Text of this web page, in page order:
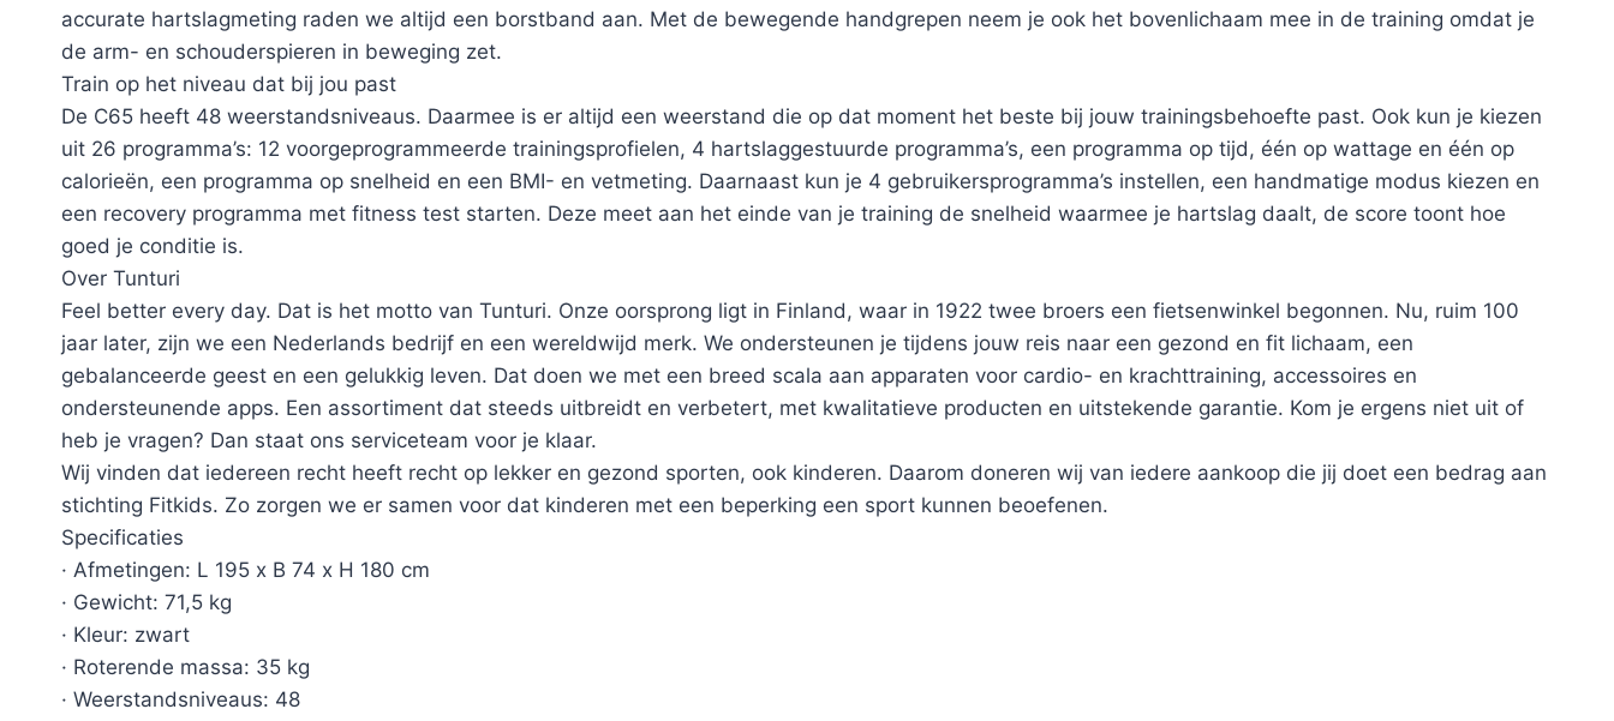
accurate hartslagmeting raden we altijd een borstband aan. Met de bewegende handgrepen neem je ook het bovenlichaam mee in de training omdat je
de arm- en schouderspieren in beweging zet.
Train op het niveau dat bij jou past
De C65 heeft 48 weerstandsniveaus. Daarmee is er altijd een weerstand die op dat moment het beste bij jouw trainingsbehoefte past. Ook kun je kiezen
uit 26 programma’s: 12 voorgeprogrammeerde trainingsprofielen, 4 hartslaggestuurde programma’s, een programma op tijd, één op wattage en één op
calorieën, een programma op snelheid en een BMI- en vetmeting. Daarnaast kun je 4 gebruikersprogramma’s instellen, een handmatige modus kiezen en
een recovery programma met fitness test starten. Deze meet aan het einde van je training de snelheid waarmee je hartslag daalt, de score toont hoe
goed je conditie is.
Over Tunturi
Feel better every day. Dat is het motto van Tunturi. Onze oorsprong ligt in Finland, waar in 1922 twee broers een fietsenwinkel begonnen. Nu, ruim 100
jaar later, zijn we een Nederlands bedrijf en een wereldwijd merk. We ondersteunen je tijdens jouw reis naar een gezond en fit lichaam, een
gebalanceerde geest en een gelukkig leven. Dat doen we met een breed scala aan apparaten voor cardio- en krachttraining, accessoires en
ondersteunende apps. Een assortiment dat steeds uitbreidt en verbetert, met kwalitatieve producten en uitstekende garantie. Kom je ergens niet uit of
heb je vragen? Dan staat ons serviceteam voor je klaar.
Wij vinden dat iedereen recht heeft recht op lekker en gezond sporten, ook kinderen. Daarom doneren wij van iedere aankoop die jij doet een bedrag aan
stichting Fitkids. Zo zorgen we er samen voor dat kinderen met een beperking een sport kunnen beoefenen.
Specificaties
· Afmetingen: L 195 x B 74 x H 180 cm
· Gewicht: 71,5 kg
· Kleur: zwart
· Roterende massa: 35 kg
· Weerstandsniveaus: 48